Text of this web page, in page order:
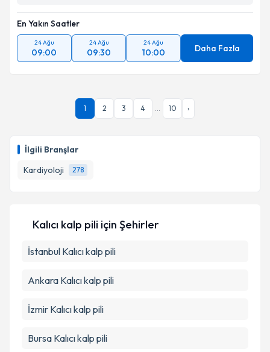
İlgili Branşlar
Kardiyoloji
278
En Yakın Saatler
24 Ağu
09:00
24 Ağu
09:30
24 Ağu
10:00 Daha Fazla
1 2 3 4 ... 10 ›
Kalıcı kalp pili için Şehirler
İstanbul Kalıcı kalp pili
Ankara Kalıcı kalp pili
İzmir Kalıcı kalp pili
Bursa Kalıcı kalp pili